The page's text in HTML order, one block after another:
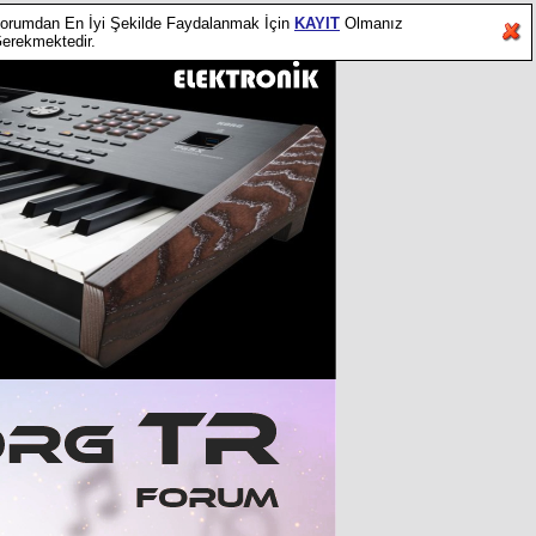
En İyi Şekilde Faydalanmak İçin KAYIT Olmanız